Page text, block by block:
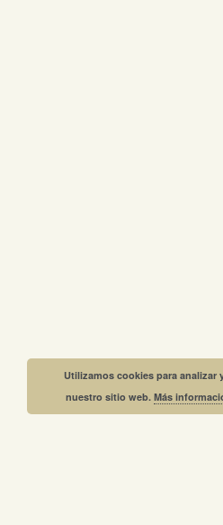
Utilizamos cookies para analizar
nuestro sitio web.Más